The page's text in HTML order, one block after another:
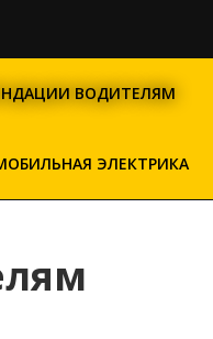
ВОДИТЕЛЯМ
ЭЛЕКТРИКА